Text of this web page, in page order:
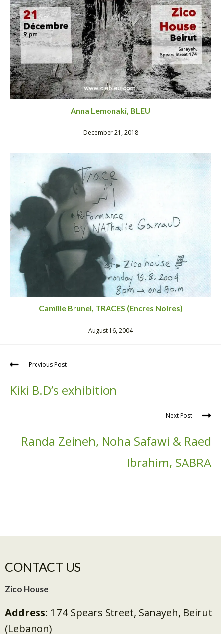
Anna Lemonaki, BLEU
December 21, 2018
Camille Brunel, TRACES (Encres Noires)
August 16, 2004
Previous Post
Kiki B.D’s exhibition
Next Post
Randa Zeineh, Noha Safawi & Raed
Ibrahim, SABRA
CONTACT US
Zico House
Address: 174 Spears Street, Sanayeh, Beirut
(Lebanon)